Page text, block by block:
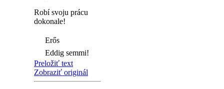
Robí svoju prácu
dokonale!
Erős
Eddig semmi!
Preložiť text
Zobraziť originál